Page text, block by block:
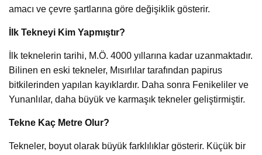
amacı ve çevre şartlarına göre değişiklik gösterir.
İlk Tekneyi Kim Yapmıştır?
İlk teknelerin tarihi, M.Ö. 4000 yıllarına kadar uzanmaktadır.
Bilinen en eski tekneler, Mısırlılar tarafından papirus
bitkilerinden yapılan kayıklardır. Daha sonra Fenikeliler ve
Yunanlılar, daha büyük ve karmaşık tekneler geliştirmiştir.
Tekne Kaç Metre Olur?
Tekneler, boyut olarak büyük farklılıklar gösterir. Küçük bir